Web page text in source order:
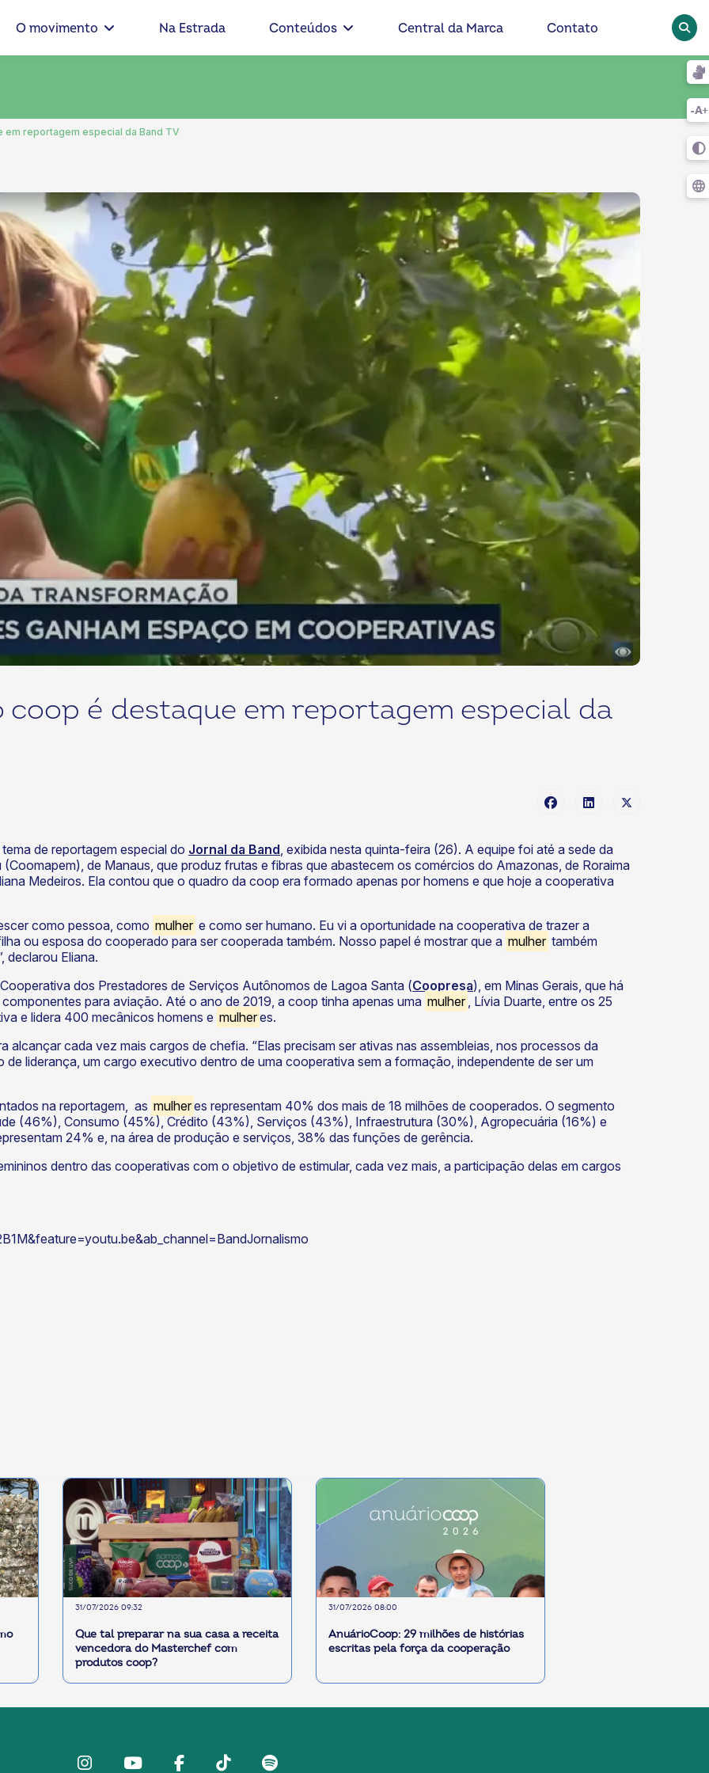
O movimento Na Estrada Conteúdos Central da Marca Contato
reportagem especial da Band TV
coop é destaque em reportagem especial da
de reportagem especial do Jornal da Band , exibida nesta quinta-feira (26). A equipe foi até a sede da
de Manaus, que produz frutas e fibras que abastecem os comércios do Amazonas, de Roraima
Medeiros. Ela contou que o quadro da coop era formado apenas por homens e que hoje a cooperativa
como pessoa, como mulher e como ser humano. Eu vi a oportunidade na cooperativa de trazer a
ou esposa do cooperado para ser cooperada também. Nosso papel é mostrar que a mulher também
declarou Eliana.
dos Prestadores de Serviços Autônomos de Lagoa Santa (Coopresa), em Minas Gerais, que há
para aviação. Até o ano de 2019, a coop tinha apenas uma mulher , Lívia Duarte, entre os 25
e lidera 400 mecânicos homens e mulheres.
alcançar cada vez mais cargos de chefia. “Elas precisam ser ativas nas assembleias, nos processos da
liderança, um cargo executivo dentro de uma cooperativa sem a formação, independente de ser um
na reportagem, as mulheres representam 40% dos mais de 18 milhões de cooperados. O segmento
(46%), Consumo (45%), Crédito (43%), Serviços (43%), Infraestrutura (30%), Agropecuária (16%) e
24% e, na área de produção e serviços, 38% das funções de gerência.
dentro das cooperativas com o objetivo de estimular, cada vez mais, a participação delas em cargos
31/07/2026 09:32
Que tal preparar na sua casa a receita
vencedora do Masterchef com
produtos coop?
31/07/2026 08:00
AnuárioCoop: 29 milhões de histórias
escritas pela força da cooperação
InstagramYoutubefacebookTiktokSpotify